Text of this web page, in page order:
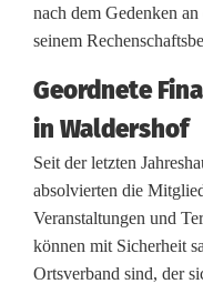
h
o
f
b
l
i
c
nach dem Gedenken
seinem
Geordnete
in Waldershof
Seit der letzten
absolvierten die
Veranstaltungen und
können mit Sicherheit
Ortsverband sind, der